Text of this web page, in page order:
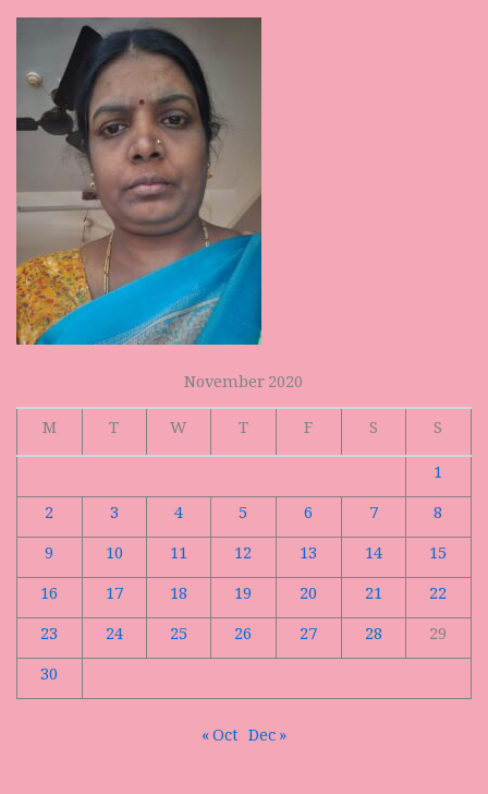
November 2020
M
T W T F S
S
1
2
3 4 5 6 7
8
9
10 11 12 13 14
15
16
17 18 19 20 21
22
23
24 25 26 27 28
29
30
« Oct Dec »